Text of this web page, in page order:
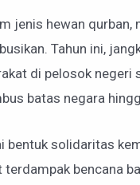
jenis hewan
Tahun ini,
di pelosok negeri
batas negara
bentuk solidaritas
terdampak bencana